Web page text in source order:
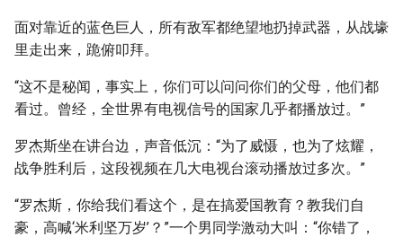
面对靠近的蓝色巨人，所有敌军都绝望地扔掉武器，从战壕
里走出来，跪俯叩拜。
“这不是秘闻，事实上，你们可以问问你们的父母，他们都
看过。曾经，全世界有电视信号的国家几乎都播放过。”
罗杰斯坐在讲台边，声音低沉：“为了威慑，也为了炫耀，
战争胜利后，这段视频在几大电视台滚动播放过多次。”
“罗杰斯，你给我们看这个，是在搞爱国教育？教我们自
豪，高喊‘米利坚万岁’？”一个男同学激动大叫：“你错了，